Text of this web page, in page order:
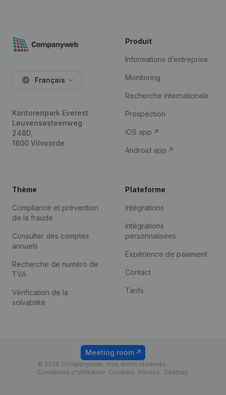
Français
Kantorenpark Everest
Leuvensesteenweg
248D,
1800 Vilvoorde
Produit
Informations d’entreprise
Monitoring
Recherche internationale
Prospection
iOS app
Android app
Thème
Compliance et prévention
de la fraude
Consulter des comptes
annuels
Recherche de numéro de
TVA
Vérification de la
solvabilité
Plateforme
Intégrations
Intégrations
personnalisées
Expérience de paiement
Contact
Tarifs
© 2026 Companyweb, tous droits réservés.
Conditions d'utilisation
Cookies Privacy Sitemap
Meeting room